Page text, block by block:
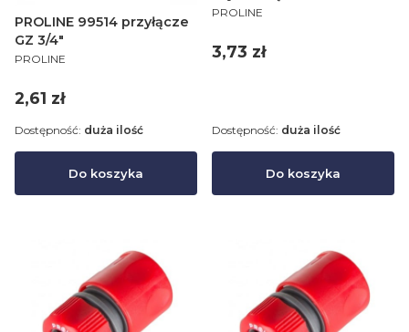
PROLINE 99514 przyłącze
GZ 3/4"
PRODUCENT
PROLINE
Cena
2,61 zł
Do koszyka
Dostępność: duża ilość
PRODUCENT
PROLINE
Cena
3,73 zł
Do koszyka
Dostępność: duża ilość